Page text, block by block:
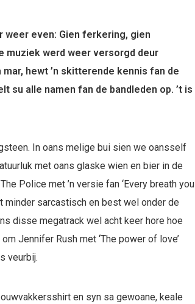
weer even: Gien ferkering, gien
muziek werd weer versorgd deur
hewt ’n skitterende kennis fan de
alle namen fan de bandleden op. ’t is
In oans melige bui sien we oansself
met oans glaske wien en bier in de
Police met ’n versie fan ‘Every breath you
minder sarcastisch en best wel onder de
disse megatrack wel acht keer hore hoe
Jennifer Rush met ‘The power of love’
veurbij.
en syn sa gewoane, keale